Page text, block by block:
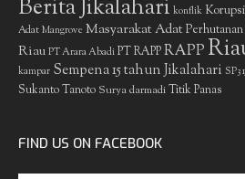
Berita Jikalahari konflik Korupsi
Adat Mangrove Masyarakat Adat
Riau PT Arara Abadi PT RAPPRAPP
kampar Sempena 15 tahun Jikalahari SP3
Sukanto Tanoto Surya darmadiTitik Panas
FIND US ON FACEBOOK